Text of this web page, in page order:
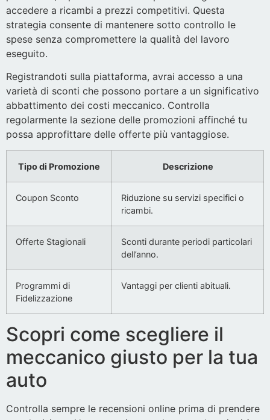
accedere a ricambi a prezzi competitivi. Questa
strategia consente di mantenere sotto controllo le
spese senza compromettere la qualità del lavoro
eseguito.
Registrandoti sulla piattaforma, avrai accesso a una
varietà di sconti che possono portare a un significativo
abbattimento dei costi meccanico. Controlla
regolarmente la sezione delle promozioni affinché tu
possa approfittare delle offerte più vantaggiose.
Tipo di Promozione Descrizione
Coupon Sconto
Riduzione su servizi specifici o
ricambi.
Offerte Stagionali
Sconti durante periodi particolari
dell’anno.
Programmi di
Fidelizzazione
Vantaggi per clienti abituali.
Scopri come scegliere il
meccanico giusto per la tua
auto
Controlla sempre le recensioni online prima di prendere